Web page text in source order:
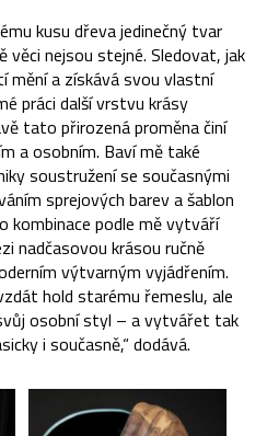
kusu dřeva jedinečný tvar
věci nejsou stejné. Sledovat, jak
mění a získává svou vlastní
práci další vrstvu krásy
tato přirozená proměna činí
a osobním. Baví mě také
soustružení se současnými
sprejových barev a šablon
kombinace podle mě vytváří
nadčasovou krásou ručně
výtvarným vyjádřením.
hold starému řemeslu, ale
osobní styl – a vytvářet tak
i současně,“ dodává.